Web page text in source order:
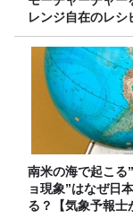
レンジ自在のレシ
南米の海で起こる
ョ現象”はなぜ日
る？【気象予報士